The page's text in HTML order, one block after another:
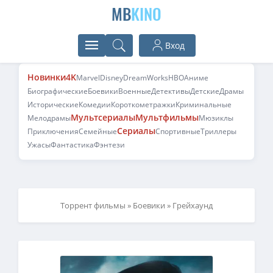
MBKINO
Вход
Новинки4KMarvelDisneyDreamWorksHBOАниме
БиографическиеБоевикиВоенныеДетективыДетскиеДрамы
ИсторическиеКомедииКороткометражкиКриминальные
МелодрамыМультсериалыМультфильмыМюзиклы
ПриключенияСемейныеСериалыСпортивныеТриллеры
УжасыФантастикаФэнтези
Торрент фильмы » Боевики » Грейхаунд